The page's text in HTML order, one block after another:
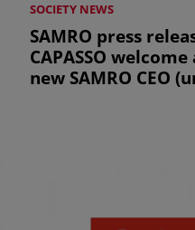
SOCIETY NEWS
SAMRO press
CAPASSO
new SAMRO CEO